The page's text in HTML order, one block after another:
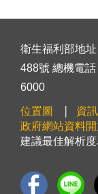
衛生福利部地
488號 總機電
6000
位置圖 資
政府網站資料
建議最佳解析